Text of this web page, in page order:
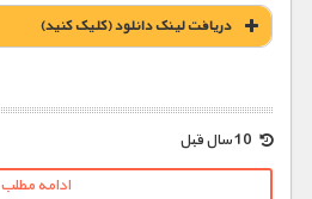
دریافت لينک دانلود (کليک کنيد)
ادامه مطلب